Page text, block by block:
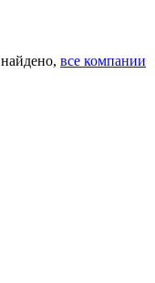
найдено, все компании